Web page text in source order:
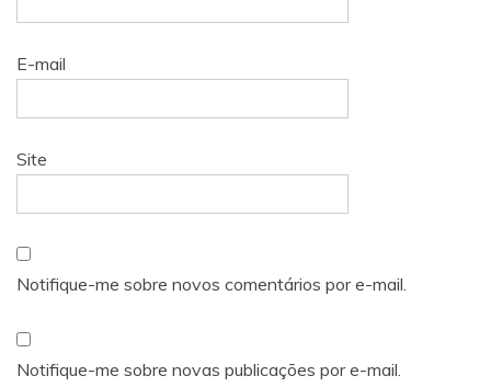
E-mail
Site
Notifique-me sobre novos comentários por e-mail.
Notifique-me sobre novas publicações por e-mail.